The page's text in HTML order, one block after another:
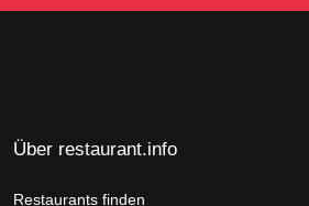
Über restaurant.info
Restaurants finden